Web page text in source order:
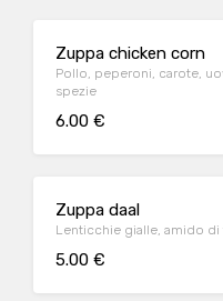
Zuppa chicken corn
Pollo, peperoni, carote,
spezie
6.00 €
Zuppa daal
Lenticchie gialle, amido
5.00 €